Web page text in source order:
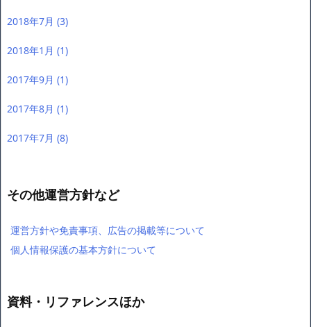
2018年7月 (3)
2018年1月 (1)
2017年9月 (1)
2017年8月 (1)
2017年7月 (8)
その他運営方針など
運営方針や免責事項、広告の掲載等について
個人情報保護の基本方針について
資料・リファレンスほか